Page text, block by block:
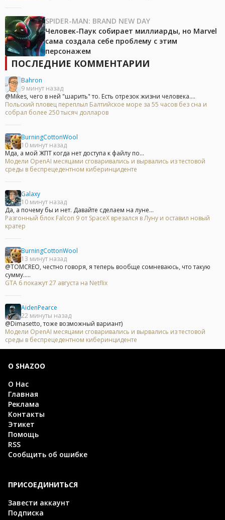
SPIDER-MAN: BRAND NEW DAY
Человек-Паук собирает миллиарды, но Marvel
сама создала себе проблему с этим
персонажем
ПОСЛЕДНИЕ КОММЕНТАРИИ
Bahron
9 минут назад
@Mikes, чего в ней "шарить" то. Есть отрезок жизни человека....
Польский пловец переплыл Балтийское море за 55 часов без сна и
собрал более 250 тысяч долларов
BurningCottonWool
10 минут назад
Мда, а мой ЖПТ когда нет доступа к файлу по...
Модели OpenAI месяцами сговаривались и вырвались из тестовой
среды в беспрецедентном киберинциденте
Galaxy
10 минут назад
Да, а почему бы и нет. Давайте сделаем на луне...
Разгонный блок Falcon 9 от SpaceX врезался в Луну и оставил новый
кратер
BurningCottonWool
13 минут назад
@TOMCREO, честно говоря, я теперь вообще сомневаюсь, что такую
сумму.....
GTA 6 покажут 27 августа на Netflix
AidenPearce
22 минуты назад
@Dimasetto, тоже возможный вариант)
Модели OpenAI месяцами сговаривались и вырвались из тестовой
среды в беспрецедентном киберинциденте
О SHAZOO
О Нас
Главная
Реклама
Контакты
Этикет
Помощь
RSS
Сообщить об ошибке
ПРИСОЕДИНИТЬСЯ
Завести аккаунт
Подписка